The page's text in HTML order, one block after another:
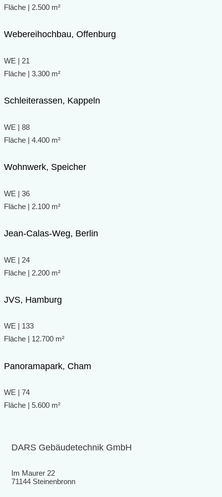
Fläche | 2.500 m²
Webereihochbau, Offenburg
WE | 21
Fläche | 3.300 m²
Schleiterassen, Kappeln
WE | 88
Fläche | 4.400 m²
Wohnwerk, Speicher
WE | 36
Fläche | 2.100 m²
Jean-Calas-Weg, Berlin
WE | 24
Fläche | 2.200 m²
JVS, Hamburg
WE | 133
Fläche | 12.700 m²
Panoramapark, Cham
WE | 74
Fläche | 5.600 m²
DARS Gebäudetechnik GmbH
Im Maurer 22
71144 Steinenbronn